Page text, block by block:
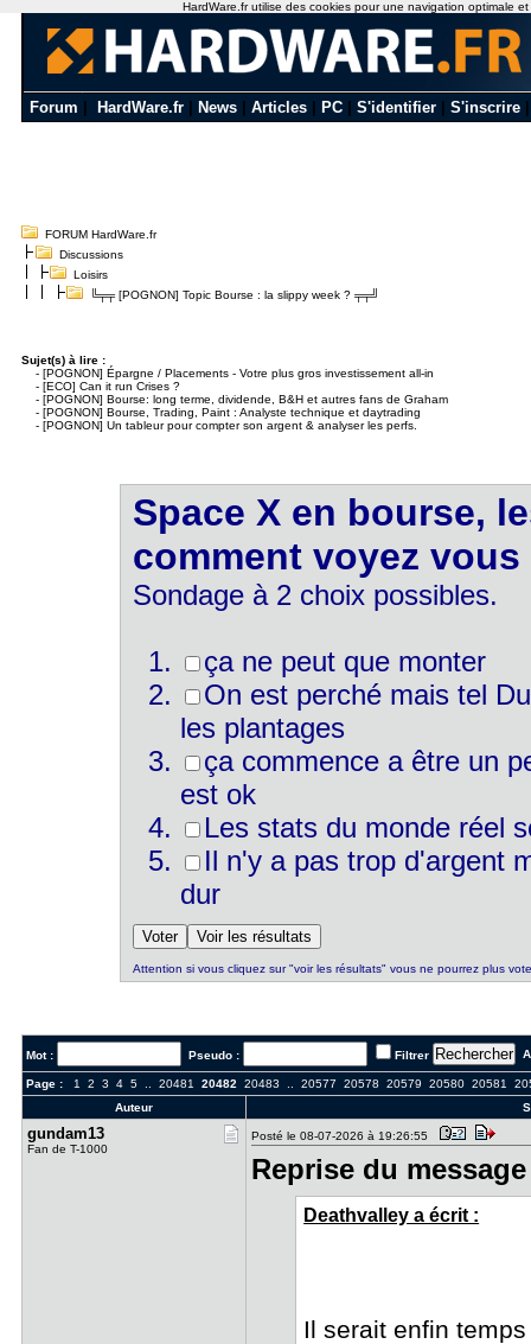
Forum HardWare.fr News Articles PC S'identifier S'inscrire
FORUM HardWare.fr
Discussions
Loisirs
╚╤╤ [POGNON] Topic Bourse : la slippy week ? ╤╤╝
Sujet(s) à lire :
- [POGNON] Épargne / Placements - Votre plus gros investissement all-in
- [ECO] Can it run Crises ?
- [POGNON] Bourse: long terme, dividende, B&H et autres fans de Graham
- [POGNON] Bourse, Trading, Paint : Analyste technique et daytrading
- [POGNON] Un tableur pour compter son argent & analyser les perfs.
Space X en bourse,
comment voyez
Sondage à 2 choix possibles.
ça ne peut que monter
On est perché mais tel
les plantages
ça commence a être un
est ok
Les stats du monde réel
Il n'y a pas trop d'argent
dur
Attention si vous cliquez sur "voir les résultats" vous ne pourrez plus
Mot : Pseudo : Filtrer
Page : 1 2 3 4 5.. 20481 20482 20483 20577 20578 20579 20580 20581
Auteur
gundam13
Fan de T-1000
Posté le 08-07-2026 à 19:26:55
Reprise du
Deathvalley a écrit :
Il serait enfin
HardWare.fr utilise des cookies pour une navigation optimale